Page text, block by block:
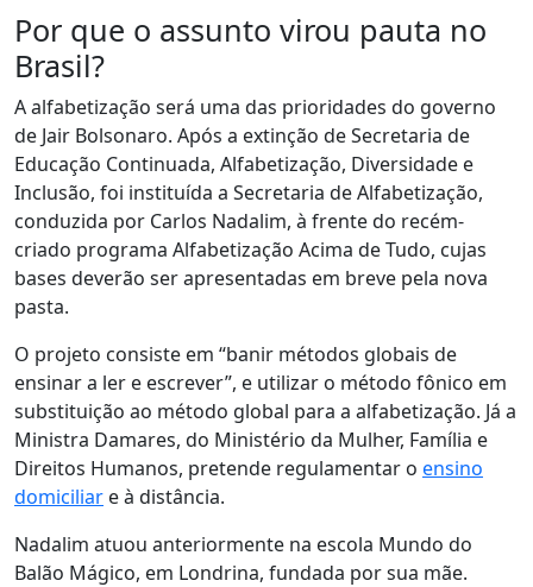
Por que o assunto virou pauta no
Brasil?
A alfabetização será uma das prioridades do governo
de Jair Bolsonaro. Após a extinção de Secretaria de
Educação Continuada, Alfabetização, Diversidade e
Inclusão, foi instituída a Secretaria de Alfabetização,
conduzida por Carlos Nadalim, à frente do recém-
criado programa Alfabetização Acima de Tudo, cujas
bases deverão ser apresentadas em breve pela nova
pasta.
O projeto consiste em “banir métodos globais de
ensinar a ler e escrever”, e utilizar o método fônico em
substituição ao método global para a alfabetização. Já a
Ministra Damares, do Ministério da Mulher, Família e
Direitos Humanos, pretende regulamentar o ensino
domiciliar e à distância.
Nadalim atuou anteriormente na escola Mundo do
Balão Mágico, em Londrina, fundada por sua mãe.